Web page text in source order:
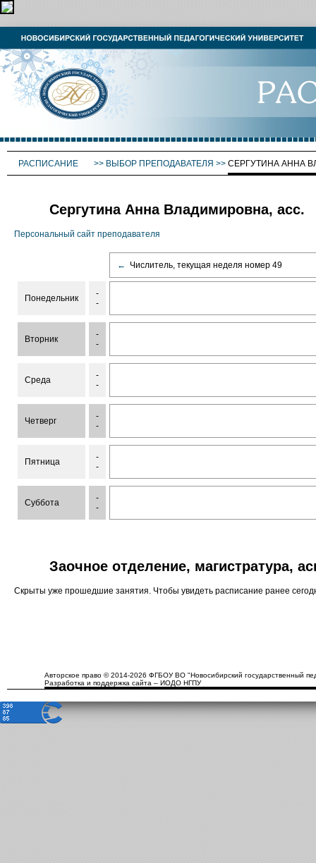
РАСПИСАНИЕ >> ВЫБОР ПРЕПОДАВАТЕЛЯ >> СЕРГУТИНА АННА
Сергутина Анна Владимировна, асс.
Персональный сайт преподавателя
← Числитель, текущая неделя номер 49
Понедельник
-
-
Вторник
-
-
Среда
-
-
Четверг
-
-
Пятница
-
-
Суббота
-
-
Заочное отделение, магистратура,
Скрыты уже прошедшие занятия. Чтобы увидеть расписание ранее
Авторское право © 2014-2026 ФГБОУ ВО "Новосибирский государственный
Разработка и поддержка сайта – ИОДО НГПУ